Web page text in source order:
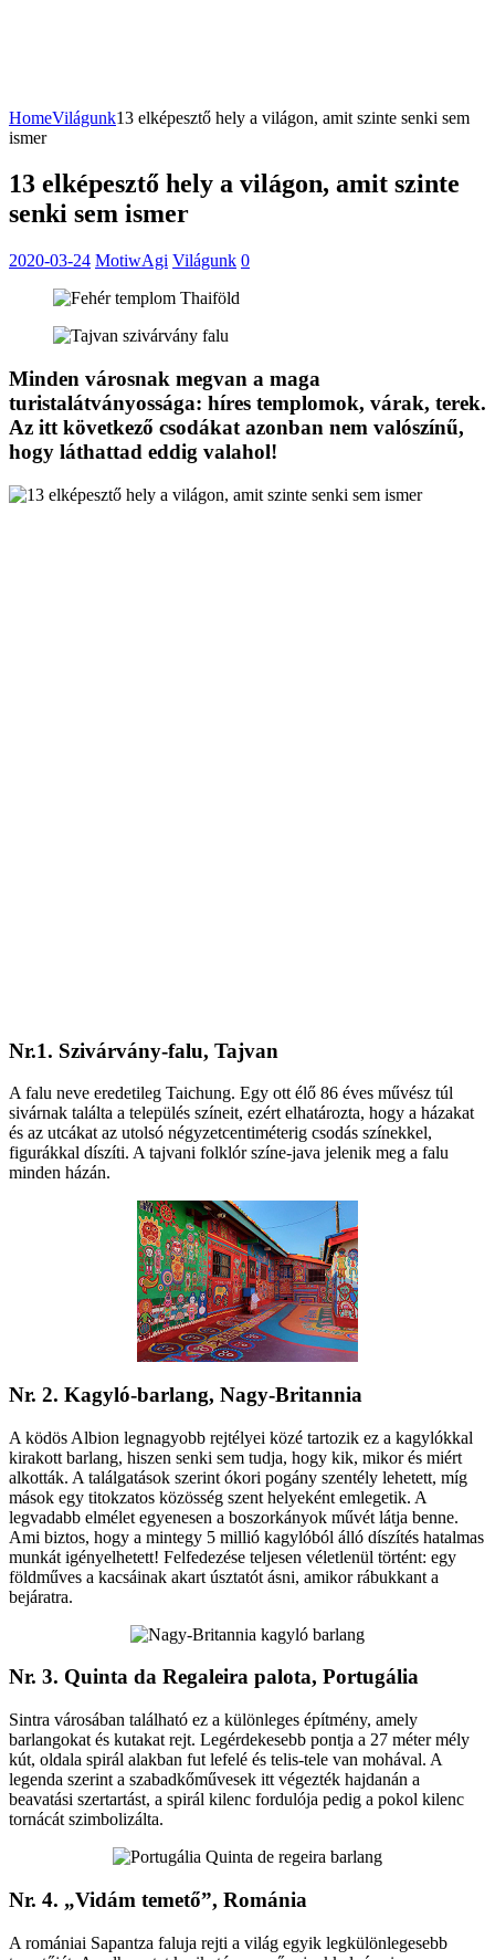
HomeVilágunk13 elképesztő hely a világon, amit szinte senki sem
ismer
13 elképesztő hely a világon, amit szinte
senki sem ismer
2020-03-24 MotiwAgi Világunk 0
Minden városnak megvan a maga
turistalátványossága: híres templomok, várak, terek.
Az itt következő csodákat azonban nem valószínű,
hogy láthattad eddig valahol!
Nr.1. Szivárvány-falu, Tajvan
A falu neve eredetileg Taichung. Egy ott élő 86 éves művész túl
sivárnak találta a település színeit, ezért elhatározta, hogy a házakat
és az utcákat az utolsó négyzetcentiméterig csodás színekkel,
figurákkal díszíti. A tajvani folklór színe-java jelenik meg a falu
minden házán.
Nr. 2. Kagyló-barlang, Nagy-Britannia
A ködös Albion legnagyobb rejtélyei közé tartozik ez a kagylókkal
kirakott barlang, hiszen senki sem tudja, hogy kik, mikor és miért
alkották. A találgatások szerint ókori pogány szentély lehetett, míg
mások egy titokzatos közösség szent helyeként emlegetik. A
legvadabb elmélet egyenesen a boszorkányok művét látja benne.
Ami biztos, hogy a mintegy 5 millió kagylóból álló díszítés hatalmas
munkát igényelhetett! Felfedezése teljesen véletlenül történt: egy
földműves a kacsáinak akart úsztatót ásni, amikor rábukkant a
bejáratra.
Nr. 3. Quinta da Regaleira palota, Portugália
Sintra városában található ez a különleges építmény, amely
barlangokat és kutakat rejt. Legérdekesebb pontja a 27 méter mély
kút, oldala spirál alakban fut lefelé és telis-tele van mohával. A
legenda szerint a szabadkőművesek itt végezték hajdanán a
beavatási szertartást, a spirál kilenc fordulója pedig a pokol kilenc
tornácát szimbolizálta.
Nr. 4. „Vidám temető”, Románia
A romániai Sapantza faluja rejti a világ egyik legkülönlegesebb